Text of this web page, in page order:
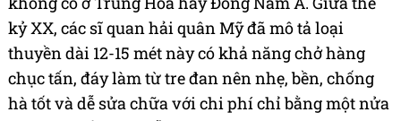
kỷ XX, các sĩ quan hải quân Mỹ đã mô tả loại
thuyền dài 12-15 mét này có khả năng chở hàng
chục tấn, đáy làm từ tre đan nên nhẹ, bền, chống
hà tốt và dễ sửa chữa với chi phí chỉ bằng một nửa